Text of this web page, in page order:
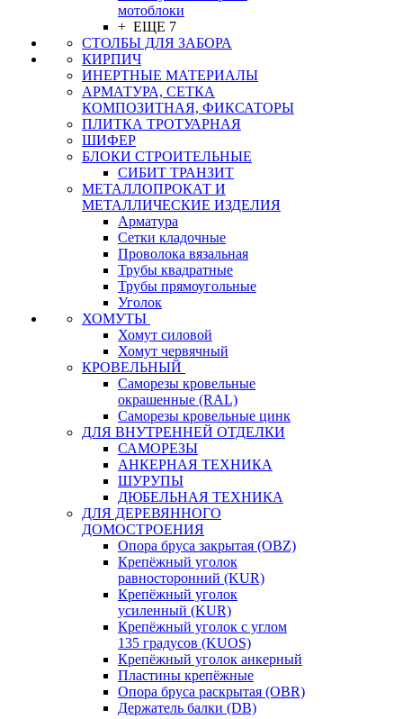
мотоблоки
+ ЕЩЕ 7
СТОЛБЫ ДЛЯ ЗАБОРА
КИРПИЧ
ИНЕРТНЫЕ МАТЕРИАЛЫ
АРМАТУРА, СЕТКА
КОМПОЗИТНАЯ, ФИКСАТОРЫ
ПЛИТКА ТРОТУАРНАЯ
ШИФЕР
БЛОКИ СТРОИТЕЛЬНЫЕ
СИБИТ ТРАНЗИТ
МЕТАЛЛОПРОКАТ И
МЕТАЛЛИЧЕСКИЕ ИЗДЕЛИЯ
Арматура
Сетки кладочные
Проволока вязальная
Трубы квадратные
Трубы прямоугольные
Уголок
ХОМУТЫ
Хомут силовой
Хомут червячный
КРОВЕЛЬНЫЙ
Саморезы кровельные
окрашенные (RAL)
Саморезы кровельные цинк
ДЛЯ ВНУТРЕННЕЙ ОТДЕЛКИ
САМОРЕЗЫ
АНКЕРНАЯ ТЕХНИКА
ШУРУПЫ
ДЮБЕЛЬНАЯ ТЕХНИКА
ДЛЯ ДЕРЕВЯННОГО
ДОМОСТРОЕНИЯ
Опора бруса закрытая (OBZ)
Крепёжный уголок
равносторонний (KUR)
Крепёжный уголок
усиленный (KUR)
Крепёжный уголок с углом
135 градусов (KUOS)
Крепёжный уголок анкерный
Пластины крепёжные
Опора бруса раскрытая (OBR)
Держатель балки (DB)